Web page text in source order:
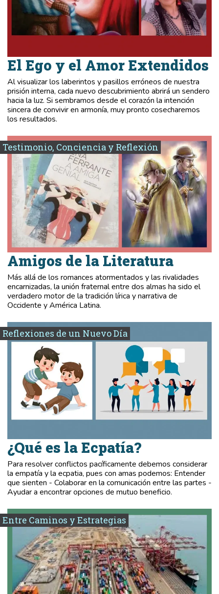
El Ego y el Amor Extendidos
Al visualizar los laberintos y pasillos erróneos de nuestra
prisión interna, cada nuevo descubrimiento abrirá un sendero
hacia la luz. Si sembramos desde el corazón la intención
sincera de convivir en armonía, muy pronto cosecharemos
los resultados.
Testimonio, Conciencia y Reflexión
Amigos de la Literatura
Más allá de los romances atormentados y las rivalidades
encarnizadas, la unión fraternal entre dos almas ha sido el
verdadero motor de la tradición lírica y narrativa de
Occidente y América Latina.
Reflexiones de un Nuevo Día
¿Qué es la Ecpatía?
Para resolver conflictos pacíficamente debemos considerar
la empatía y la ecpatia, pues con amas podemos: Entender
que sienten - Colaborar en la comunicación entre las partes -
Ayudar a encontrar opciones de mutuo beneficio.
Entre Caminos y Estrategias